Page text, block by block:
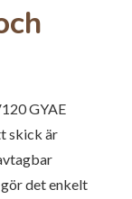
GYAE
skick är
det enkelt